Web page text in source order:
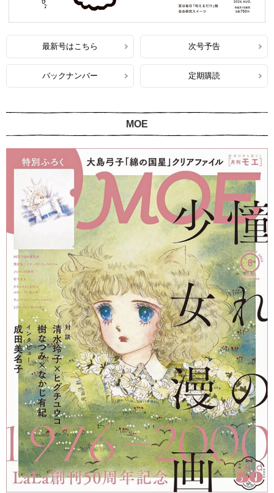
最新号はこちら 次号予告
バックナンバー 定期購読
MOE